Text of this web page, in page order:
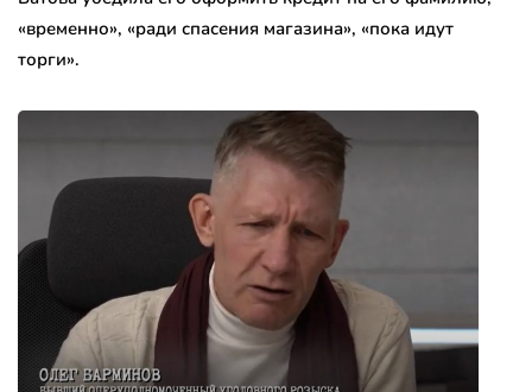
«временно», «ради спасения магазина», «пока идут
торги».